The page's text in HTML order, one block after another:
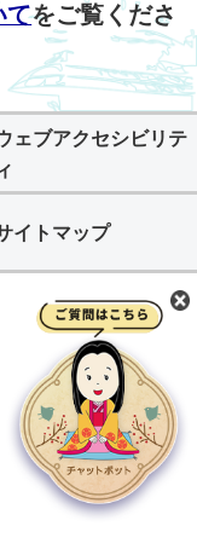
てをご覧くださ
ェブアクセシビリテ
イトマップ